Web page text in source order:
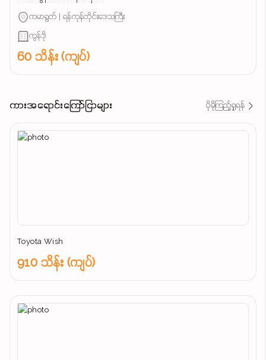
ကမာရွတ် | ရန်ကုန်တိုင်းဒေသကြီး
ကွန်ဒို
60 သိန်း (ကျပ်)
ကားအရောင်းကြော်ငြာများ ပိုမိုကြည့်ရှုရန်
Toyota Wish
910 သိန်း (ကျပ်)